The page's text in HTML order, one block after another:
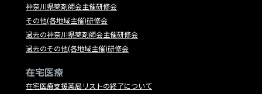
神奈川県薬剤師会主催研修会
その他(各地域主催)研修会
過去の神奈川県薬剤師会主催研修会
過去のその他(各地域主催)研修会
在宅医療
在宅医療支援薬局リストの終了について